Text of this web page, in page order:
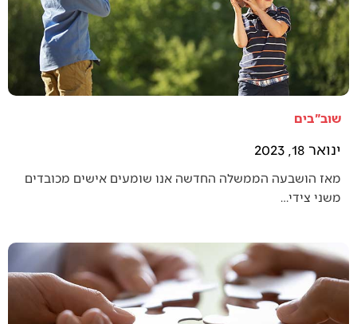
שוב"בים
ינואר 18, 2023
מאז הושבעה הממשלה החדשה אנו שומעים אישים מכובדים
משני צידי…